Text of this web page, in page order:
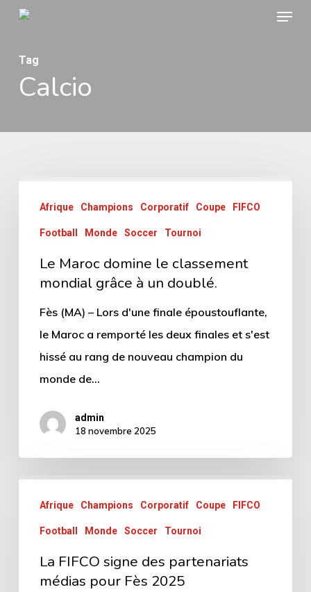
Skip
main
content
Menu
Tag
Calcio
Afrique Champions Corporatif Coupe FIFCO
Football Monde Soccer Tournoi
Le Maroc domine le classement
mondial grâce à un doublé.
Fès (MA) – Lors d'une finale époustouflante,
le Maroc a remporté les deux finales et s'est
hissé au rang de nouveau champion du
monde de…
admin
18 novembre 2025
Afrique Champions Corporatif Coupe FIFCO
Football Monde Soccer Tournoi
La FIFCO signe des partenariats
médias pour Fès 2025